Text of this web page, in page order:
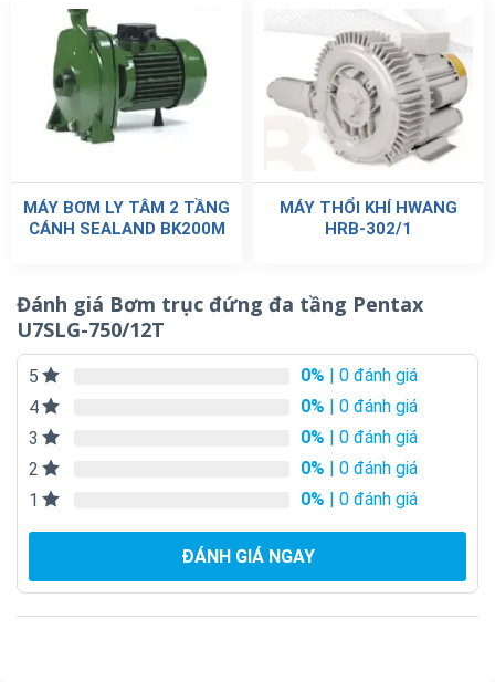
MÁY BƠM LY TÂM 2 TẦNG
CÁNH SEALAND BK200M
MÁY THỔI KHÍ HWANG
HRB-302/1
Đánh giá Bơm trục đứng đa tầng Pentax
U7SLG-750/12T
5 0% | 0 đánh giá
4
0% | 0 đánh giá
3
0% | 0 đánh giá
2
0% | 0 đánh giá
1
0% | 0 đánh giá
ĐÁNH GIÁ NGAY